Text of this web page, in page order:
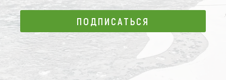
ПОДПИСАТЬСЯ
ПОДПИСАТЬСЯ